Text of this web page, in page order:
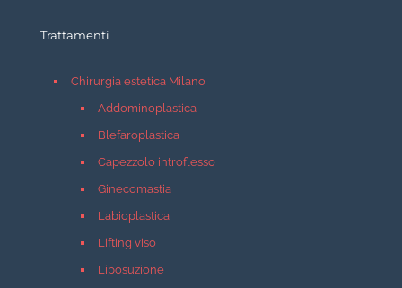
Trattamenti
Chirurgia estetica Milano
Addominoplastica
Blefaroplastica
Capezzolo introflesso
Ginecomastia
Labioplastica
Lifting viso
Liposuzione